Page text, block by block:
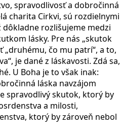
spravodlivosť a dobročinná
charita Cirkvi, sú rozdielnymi
rozlišujeme medzi
lásky. Pre nás „skutok
„druhému, čo mu patrí“, a to,
je dané z láskavosti. Zdá sa,
U Boha je to však inak:
láska navzájom
spravodlivý skutok, ktorý by
a milosti,
ktorý by zároveň nebol